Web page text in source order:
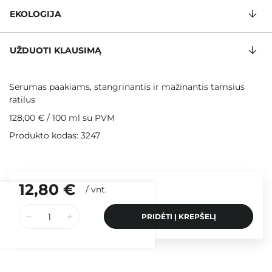
12,80 € / vnt.
PRIDĖTI Į KREPŠELĮ
EKOLOGIJA
UŽDUOTI KLAUSIMĄ
Serumas paakiams, stangrinantis ir mažinantis tamsius
ratilus
128,00 € / 100 ml su PVM
Produkto kodas: 3247